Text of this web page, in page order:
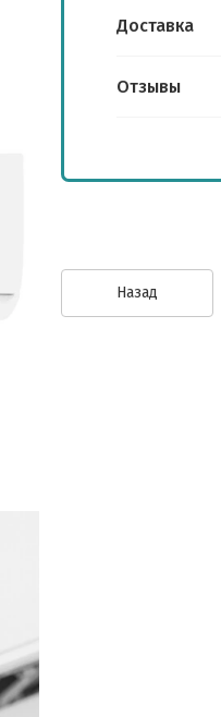
связь
Доставка
Отзывы
Назад